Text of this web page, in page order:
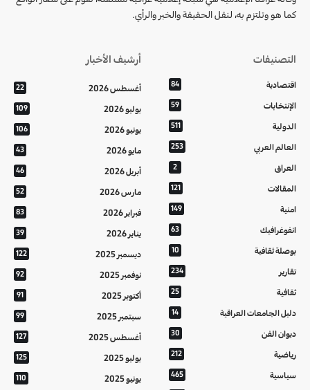
كما هو وتلتزم به، لنقل الحقيقة والخبر والرأي.
التصنيفات
اقتصادية 84
الإنتخابات 59
الدولية 511
العالم العربي 253
العراق 2
المقالات 121
امنية 149
انفوغرافيك 63
بوصلة ثقافية 10
تقارير 234
ثقافية 25
دليل الجامعات العراقية 14
ديوان الفن 30
رياضية 212
سياسية 465
أرشيف الأخبار
أغسطس 2026 22
يوليو 2026 109
يونيو 2026 106
مايو 2026 43
أبريل 2026 46
مارس 2026 52
فبراير 2026 83
يناير 2026 39
ديسمبر 2025 122
نوفمبر 2025 92
أكتوبر 2025 91
سبتمبر 2025 99
أغسطس 2025 127
يوليو 2025 125
يونيو 2025 110